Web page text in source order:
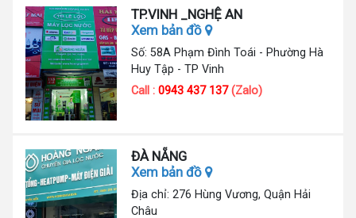
TP.VINH _NGHỆ AN
Xem bản đồ
Số: 58A Phạm Đình Toái - Phường Hà
Huy Tập - TP Vinh
Call :0943 437 137(Zalo)
ĐÀ NẴNG
Xem bản đồ
Địa chỉ: 276 Hùng Vương, Quận Hải
Châu